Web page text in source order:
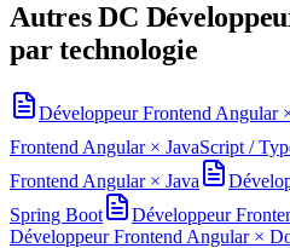
Autres DC
par technologie
Développeur Frontend Angular
Frontend Angular× JavaScript /
Frontend Angular× Java
Spring Boot
Développeur
Développeur Frontend Angular×